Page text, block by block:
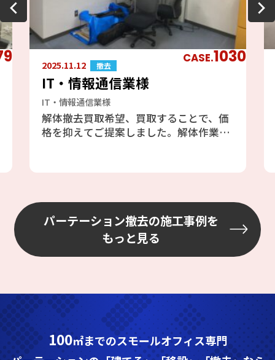
CASE.1030
2025.11.12 撤去
IT・情報通信業様
IT・情報通信業様
解体撤去買取希望、買取することで、価
格を抑えてご提案しました。解体作業な
パーテーション撤去の施工事例を
もっと見る
100㎡までのスモールオフィス専門